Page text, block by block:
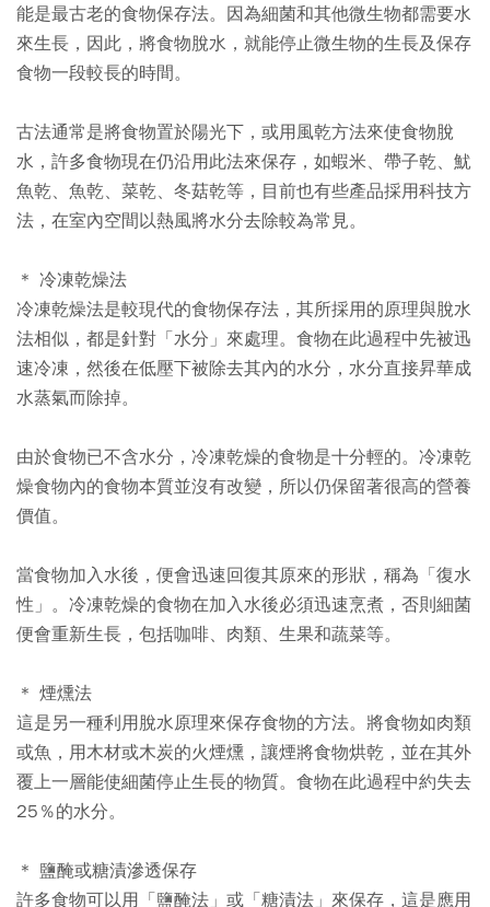
能是最古老的食物保存法。因為細菌和其他微生物都需要水
來生長，因此，將食物脫水，就能停止微生物的生長及保存
食物一段較長的時間。
古法通常是將食物置於陽光下，或用風乾方法來使食物脫
水，許多食物現在仍沿用此法來保存，如蝦米、帶子乾、魷
魚乾、魚乾、菜乾、冬菇乾等，目前也有些產品採用科技方
法，在室內空間以熱風將水分去除較為常見。
＊ 冷凍乾燥法
冷凍乾燥法是較現代的食物保存法，其所採用的原理與脫水
法相似，都是針對「水分」來處理。食物在此過程中先被迅
速冷凍，然後在低壓下被除去其內的水分，水分直接昇華成
水蒸氣而除掉。
由於食物已不含水分，冷凍乾燥的食物是十分輕的。冷凍乾
燥食物內的食物本質並沒有改變，所以仍保留著很高的營養
價值。
當食物加入水後，便會迅速回復其原來的形狀，稱為「復水
性」。冷凍乾燥的食物在加入水後必須迅速烹煮，否則細菌
便會重新生長，包括咖啡、肉類、生果和蔬菜等。
＊ 煙燻法
這是另一種利用脫水原理來保存食物的方法。將食物如肉類
或魚，用木材或木炭的火煙燻，讓煙將食物烘乾，並在其外
覆上一層能使細菌停止生長的物質。食物在此過程中約失去
25％的水分。
＊ 鹽醃或糖漬滲透保存
許多食物可以用「鹽醃法」或「糖漬法」來保存，這是應用